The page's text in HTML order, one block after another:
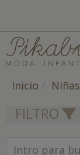
Inicio Niñas
FILTRO